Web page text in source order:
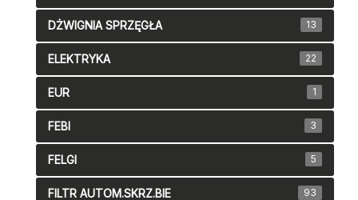
DŻWIGNIA SPRZĘGŁA 13
ELEKTRYKA 22
EUR 1
FEBI 3
FELGI 5
FILTR AUTOM.SKRZ.BIE 93